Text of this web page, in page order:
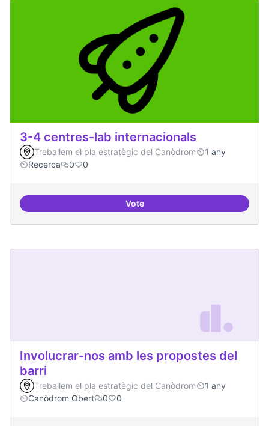
3-4 centres-lab internacionals
Treballem el pla estratègic del Canòdrom
1 any
Recerca
0 0
Vote3-4 centres-lab internacionals
Involucrar-nos amb les propostes del
barri
Treballem el pla estratègic del Canòdrom
1 any
Canòdrom Obert
0 0